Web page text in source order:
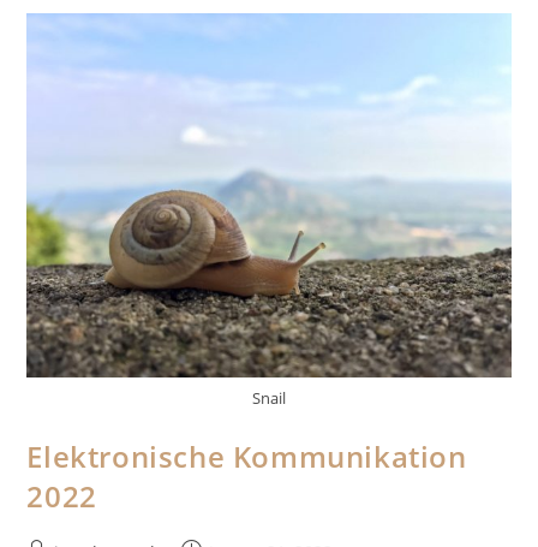
Snail
Elektronische Kommunikation
2022